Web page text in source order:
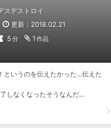
スデストロイ
更新：2018.02.21
5分 1 作品
いうのを伝えたかった…伝えた
しなくなったそうなんだ…